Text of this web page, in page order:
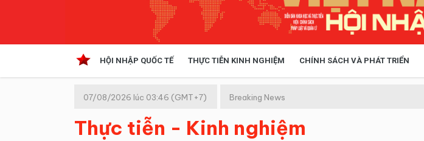
HỘI NHẬP QUỐC TẾ THỰC TIỄN KINH NGHIỆM CHÍNH SÁCH VÀ PHÁT TRIỂN
Kinh tế hội nhập
Doanh nghiệp
07/08/2026 lúc 03:46 (GMT+7) Breaking News
Thực tiễn - Kinh nghiệm